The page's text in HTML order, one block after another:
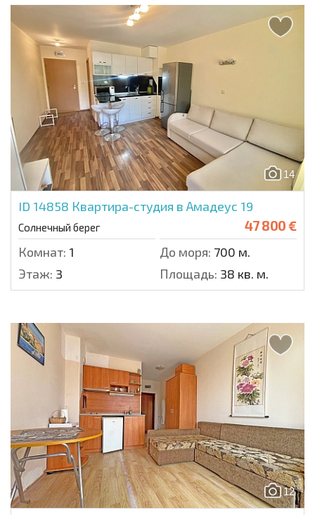
14
ID 14858 Квартира-студия в Амадеус 19
Солнечный берег 47 800 €
Комнат: 1 До моря: 700 м.
Этаж: 3 Площадь: 38 кв. м.
12